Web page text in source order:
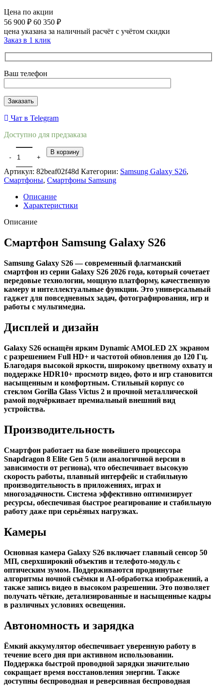
Цена по акции
56 900 ₽ 60 350 ₽
цена указана за наличный расчёт с учётом скидки
Заказ в 1 клик
Ваш телефон
Чат в Telegram
Доступно для предзаказа
Количество товара Samsung Galaxy S26 12/256GB Фиолетовый
В корзину
Артикул: 82beaf02f48d Категории: Samsung Galaxy S26,
Смартфоны, Смартфоны Samsung
Описание
Характеристики
Описание
Смартфон Samsung Galaxy S26
Samsung Galaxy S26 — современный флагманский
смартфон из серии Galaxy S26 2026 года, который сочетает
передовые технологии, мощную платформу, качественную
камеру и интеллектуальные функции. Это универсальный
гаджет для повседневных задач, фотографирования, игр и
работы с мультимедиа.
Дисплей и дизайн
Galaxy S26 оснащён ярким Dynamic AMOLED 2X экраном
с разрешением Full HD+ и частотой обновления до 120 Гц.
Благодаря высокой яркости, широкому цветному охвату и
поддержке HDR10+ просмотр видео, фото и игр становится
насыщенным и комфортным. Стильный корпус со
стеклом Gorilla Glass Victus 2 и прочной металлической
рамой подчёркивает премиальный внешний вид
устройства.
Производительность
Смартфон работает на базе новейшего процессора
Snapdragon 8 Elite Gen 5 (или аналогичной версии в
зависимости от региона), что обеспечивает высокую
скорость работы, плавный интерфейс и стабильную
производительность в приложениях, играх и
многозадачности. Система эффективно оптимизирует
ресурсы, обеспечивая быстрое реагирование и стабильную
работу даже при серьёзных нагрузках.
Камеры
Основная камера Galaxy S26 включает главный сенсор 50
МП, сверхширокий объектив и телефото-модуль с
оптическим зумом. Поддерживаются продвинутые
алгоритмы ночной съёмки и AI-обработка изображений, а
также запись видео в высоком разрешении. Это позволяет
получать чёткие, детализированные и насыщенные кадры
в различных условиях освещения.
Автономность и зарядка
Ёмкий аккумулятор обеспечивает уверенную работу в
течение всего дня при активном использовании.
Поддержка быстрой проводной зарядки значительно
сокращает время восстановления энергии. Также
доступны беспроводная и реверсивная беспроводная